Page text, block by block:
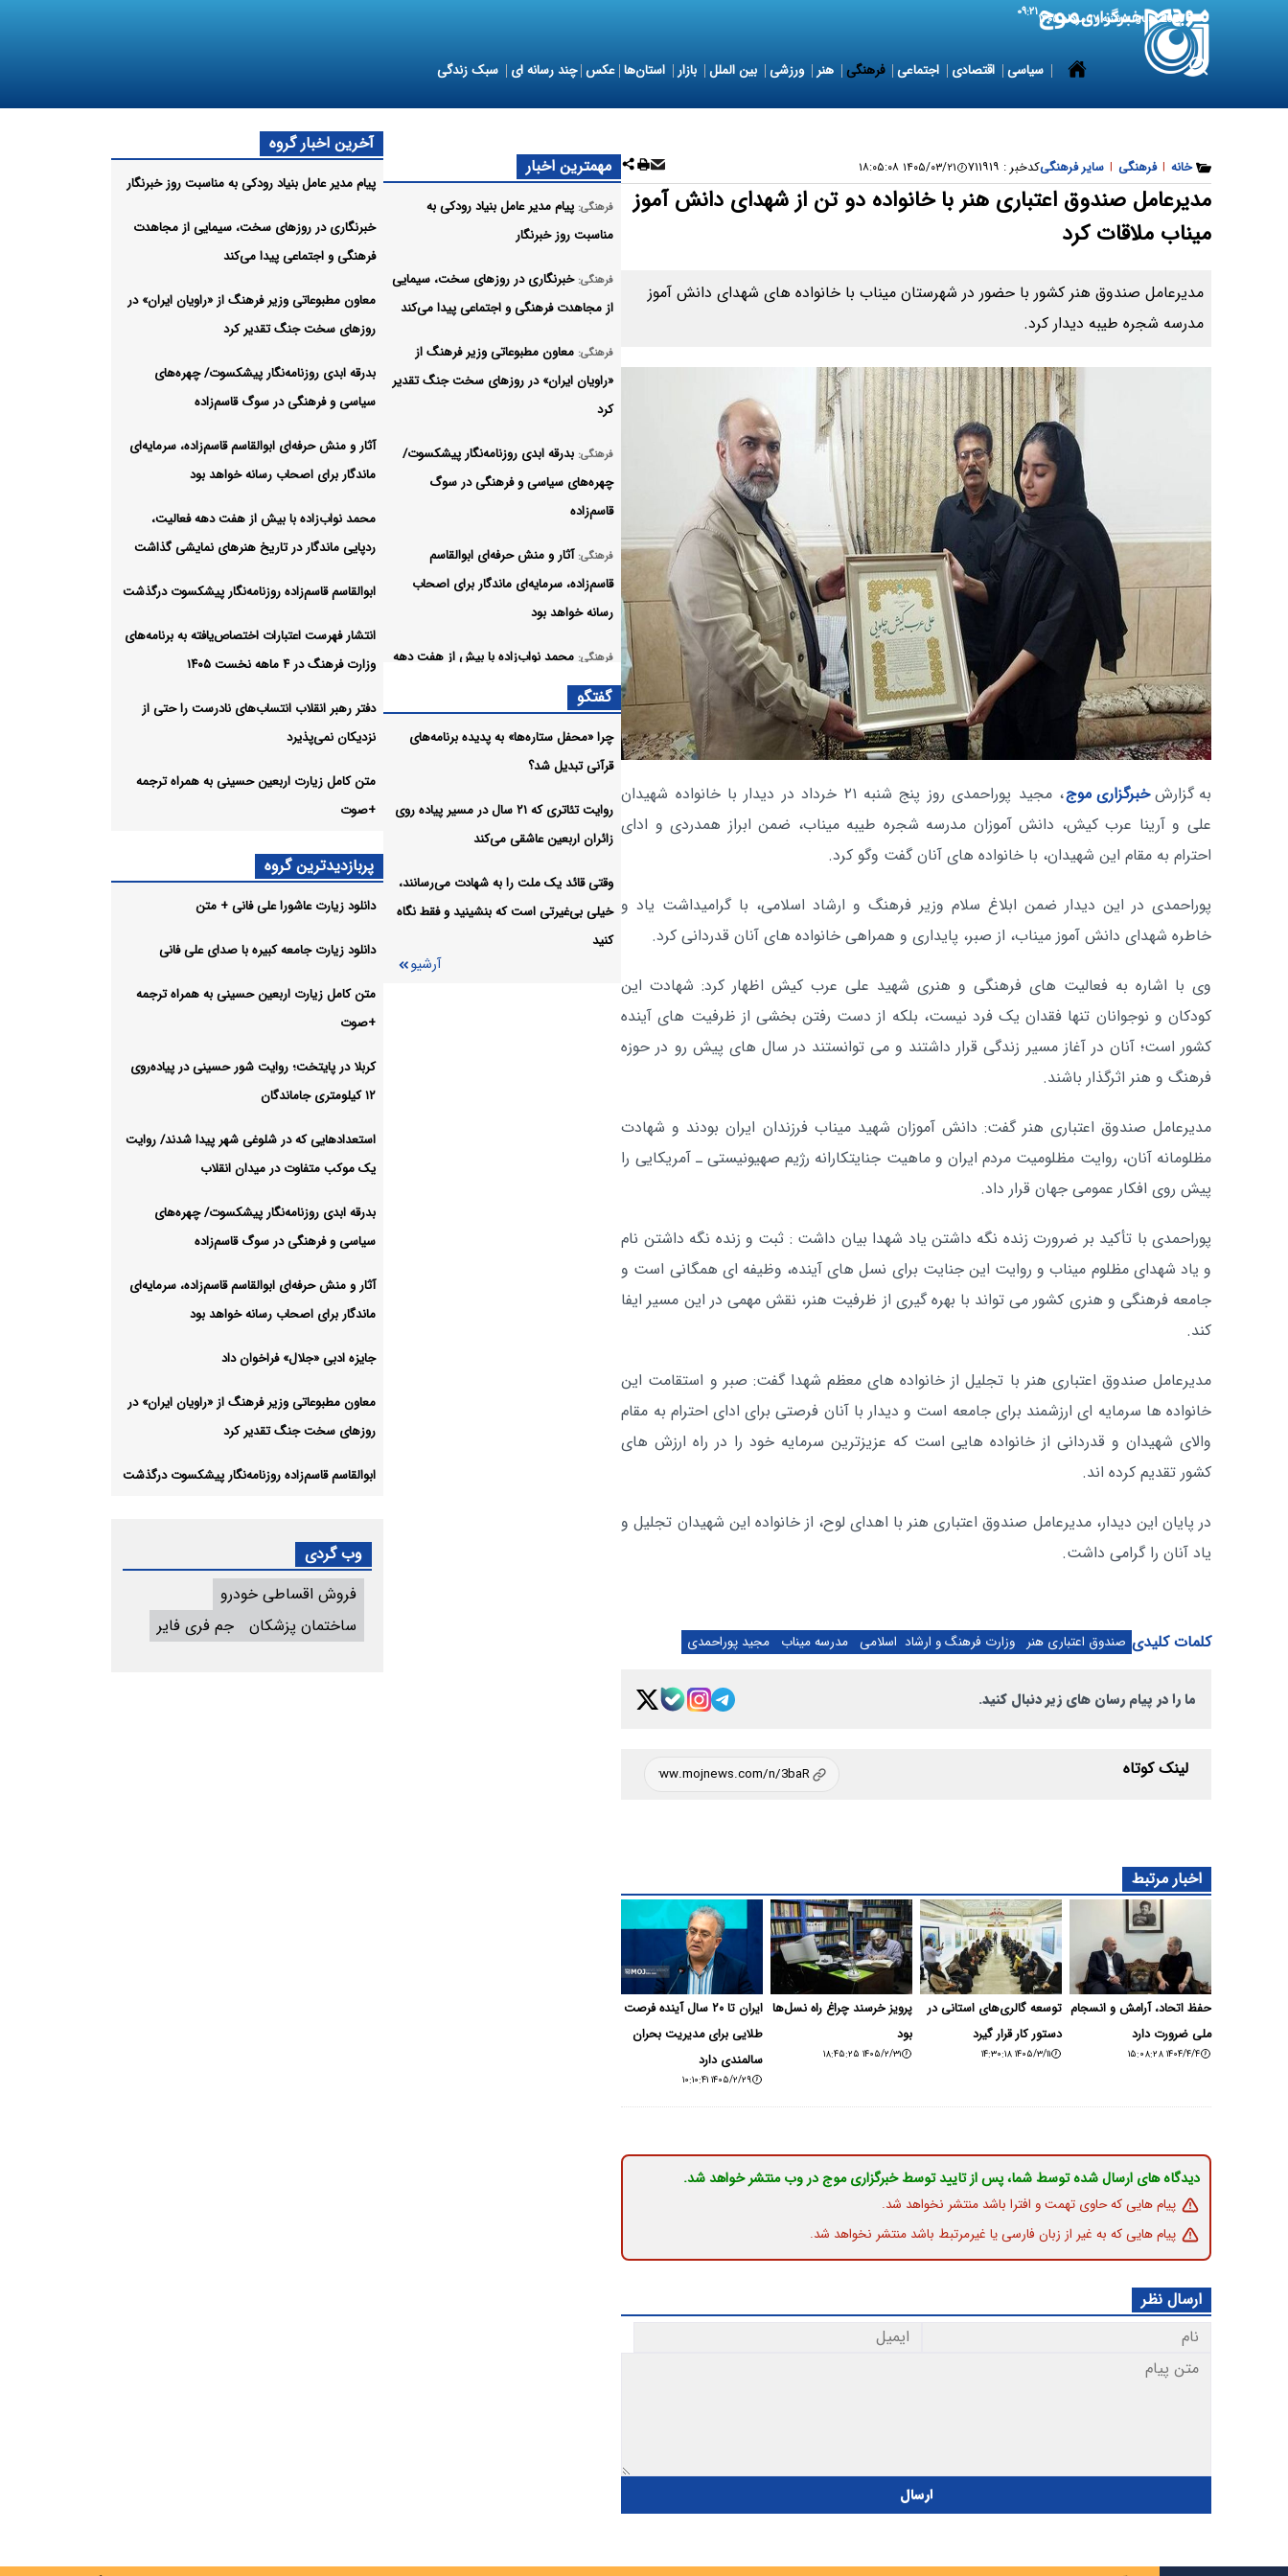
8 August 2026 شنبه ۱۷ مرداد ۱۴۰۵ ۰۹:۲۱
سیاسی اقتصادی اجتماعی فرهنگی هنر ورزشی بین الملل بازار استان‌ها عکس چند رسانه ای سبک زندگی
خانه | فرهنگی | سایر فرهنگیکدخبر : ۷۱۱۹۱۹ ۱۴۰۵/۰۳/۲۱ ۱۸:۰۵:۰۸
مدیرعامل صندوق اعتباری هنر با خانواده دو تن از شهدای دانش آموز
میناب ملاقات کرد
مدیرعامل صندوق هنر کشور با حضور در شهرستان میناب با خانواده های شهدای دانش آموز
مدرسه شجره طیبه دیدار کرد.
به گزارشخبرگزاری موج
، مجید پوراحمدی روز پنج شنبه ۲۱ خرداد در دیدار با خانواده شهیدان
علی و آرینا عرب کیش، دانش آموزان مدرسه شجره طیبه میناب، ضمن ابراز همدردی و ادای
احترام به مقام این شهیدان، با خانواده های آنان گفت وگو کرد.
پوراحمدی در این دیدار ضمن ابلاغ سلام وزیر فرهنگ و ارشاد اسلامی، با گرامیداشت یاد و
خاطره شهدای دانش آموز میناب، از صبر، پایداری و همراهی خانواده های آنان قدردانی کرد.
وی با اشاره به فعالیت های فرهنگی و هنری شهید علی عرب کیش اظهار کرد: شهادت این
کودکان و نوجوانان تنها فقدان یک فرد نیست، بلکه از دست رفتن بخشی از ظرفیت های آینده
کشور است؛ آنان در آغاز مسیر زندگی قرار داشتند و می توانستند در سال های پیش رو در حوزه
فرهنگ و هنر اثرگذار باشند.
مدیرعامل صندوق اعتباری هنر گفت: دانش آموزان شهید میناب فرزندان ایران بودند و شهادت
مظلومانه آنان، روایت مظلومیت مردم ایران و ماهیت جنایتکارانه رژیم صهیونیستی ـ آمریکایی را
پیش روی افکار عمومی جهان قرار داد.
پوراحمدی با تأکید بر ضرورت زنده نگه داشتن یاد شهدا بیان داشت : ثبت و زنده نگه داشتن نام
و یاد شهدای مظلوم میناب و روایت این جنایت برای نسل های آینده، وظیفه ای همگانی است و
جامعه فرهنگی و هنری کشور می تواند با بهره گیری از ظرفیت هنر، نقش مهمی در این مسیر ایفا
کند.
مدیرعامل صندوق اعتباری هنر با تجلیل از خانواده های معظم شهدا گفت: صبر و استقامت این
خانواده ها سرمایه ای ارزشمند برای جامعه است و دیدار با آنان فرصتی برای ادای احترام به مقام
والای شهیدان و قدردانی از خانواده هایی است که عزیزترین سرمایه خود را در راه ارزش های
کشور تقدیم کرده اند.
در پایان این دیدار، مدیرعامل صندوق اعتباری هنر با اهدای لوح، از خانواده این شهیدان تجلیل و
یاد آنان را گرامی داشت.
کلمات کلیدی صندوق اعتباری هنر وزارت فرهنگ و ارشاد اسلامی مدرسه میناب مجید پوراحمدی
ما را در پیام رسان های زیر دنبال کنید.
لینک کوتاه
اخبار مرتبط
حفظ اتحاد، آرامش و انسجام
ملی ضرورت دارد
۱۴۰۴/۴/۴ ۱۵:۰۸:۲۸
توسعه گالری‌های استانی در
دستور کار قرار گیرد
۱۴۰۵/۳/۱۱ ۱۴:۳۰:۱۸
پرویز خرسند چراغ راه نسل‌ها
بود
۱۴۰۵/۲/۳۱ ۱۸:۴۵:۲۵
ایران تا ۲۰ سال آینده فرصت
طلایی برای مدیریت بحران
سالمندی دارد
۱۴۰۵/۲/۲۹ ۱۰:۱۰:۴۱
دیدگاه های ارسال شده توسط شما، پس از تایید توسط خبرگزاری موج در وب منتشر خواهد شد.
پیام هایی که حاوی تهمت و افترا باشد منتشر نخواهد شد.
پیام هایی که به غیر از زبان فارسی یا غیرمرتبط باشد منتشر نخواهد شد.
ارسال نظر
ارسال
مهمترین اخبار
فرهنگی: پیام مدیر عامل بنیاد رودکی به
مناسبت روز خبرنگار
فرهنگی: خبرنگاری در روزهای سخت، سیمایی
از مجاهدت فرهنگی و اجتماعی پیدا می‌کند
فرهنگی: معاون مطبوعاتی وزیر فرهنگ از
«راویان ایران» در روزهای سخت جنگ تقدیر
کرد
فرهنگی: بدرقه ابدی روزنامه‌نگار پیشکسوت/
چهره‌های سیاسی و فرهنگی در سوگ
قاسم‌زاده
فرهنگی: آثار و منش حرفه‌ای ابوالقاسم
قاسم‌زاده، سرمایه‌ای ماندگار برای اصحاب
رسانه خواهد بود
فرهنگی: محمد نواب‌زاده با بیش از هفت دهه
فعالیت، ردپایی ماندگار در تاریخ هنرهای
نمایشی گذاشت
فرهنگی: ابوالقاسم قاسم‌زاده روزنامه‌نگار
فرهنگی:
انتشار فهرست اعتبارات
۴ ماهه نخست ۱۴۰۵
فرهنگی:
نادرست را حتی از نزدیکان نمی‌پذیرد
گفتگو
چرا «محفل ستاره‌ها» به پدیده برنامه‌های
قرآنی تبدیل شد؟
روایت تئاتری که ۲۱ سال در مسیر پیاده روی
زائران اربعین عاشقی می‌کند
وقتی قائد یک ملت را به شهادت می‌رسانند،
خیلی بی‌غیرتی است که بنشینید و فقط نگاه
کنید
آرشیو
آخرین اخبار گروه
پیام مدیر عامل بنیاد رودکی به مناسبت روز خبرنگار
خبرنگاری در روزهای سخت، سیمایی از مجاهدت
فرهنگی و اجتماعی پیدا می‌کند
معاون مطبوعاتی وزیر فرهنگ از «راویان ایران» در
روزهای سخت جنگ تقدیر کرد
بدرقه ابدی روزنامه‌نگار پیشکسوت/ چهره‌های
سیاسی و فرهنگی در سوگ قاسم‌زاده
آثار و منش حرفه‌ای ابوالقاسم قاسم‌زاده، سرمایه‌ای
ماندگار برای اصحاب رسانه خواهد بود
محمد نواب‌زاده با بیش از هفت دهه فعالیت،
ردپایی ماندگار در تاریخ هنرهای نمایشی گذاشت
ابوالقاسم قاسم‌زاده روزنامه‌نگار پیشکسوت درگذشت
انتشار فهرست اعتبارات اختصاص‌یافته به برنامه‌های
وزارت فرهنگ در ۴ ماهه نخست ۱۴۰۵
دفتر رهبر انقلاب انتساب‌های نادرست را حتی از
نزدیکان نمی‌پذیرد
متن کامل زیارت اربعین حسینی به همراه ترجمه
+صوت
پربازدیدترین گروه
دانلود زیارت عاشورا علی فانی + متن
دانلود زیارت جامعه کبیره با صدای علی فانی
متن کامل زیارت اربعین حسینی به همراه ترجمه
+صوت
کربلا در پایتخت؛ روایت شور حسینی در پیاده‌روی
۱۲ کیلومتری جاماندگان
استعدادهایی که در شلوغی شهر پیدا شدند/ روایت
یک موکب متفاوت در میدان انقلاب
بدرقه ابدی روزنامه‌نگار پیشکسوت/ چهره‌های
سیاسی و فرهنگی در سوگ قاسم‌زاده
آثار و منش حرفه‌ای ابوالقاسم قاسم‌زاده، سرمایه‌ای
ماندگار برای اصحاب رسانه خواهد بود
جایزه ادبی «جلال» فراخوان داد
معاون مطبوعاتی وزیر فرهنگ از «راویان ایران» در
روزهای سخت جنگ تقدیر کرد
ابوالقاسم قاسم‌زاده روزنامه‌نگار پیشکسوت درگذشت
وب گردی
فروش اقساطی خودرو
ساختمان پزشکان
جم فری فایر